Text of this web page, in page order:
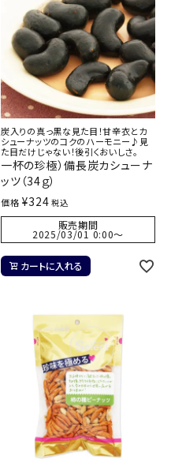
炭入りの真っ黒な見た目！甘辛衣とカ
シューナッツのコクのハーモニー♪見
た目だけじゃない！後引くおいしさ。
一杯の珍極）備長炭カシューナ
ッツ（34ｇ）
価格 ¥324 税込
販売期間
2025/03/01 0:00〜
カートに入れる